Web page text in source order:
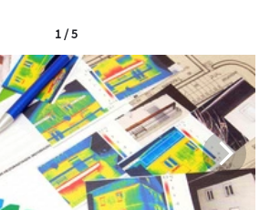
1 / 5